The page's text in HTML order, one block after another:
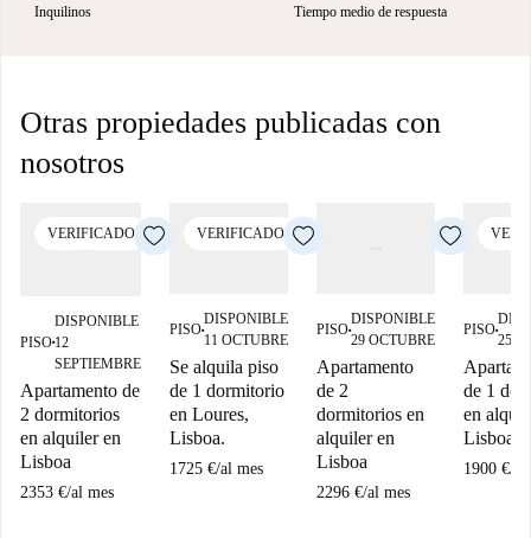
Inquilinos Tiempo medio de respuesta
Otras propiedades publicadas con
nosotros
VERIFICADO
PISO■
DISPONIBLE
12
SEPTIEMBRE
Apartamento de
2 dormitorios
en alquiler en
Lisboa
2353 €/al mes
VERIFICADO
PISO■
DISPONIBLE
11 OCTUBRE
Se alquila piso
de 1 dormitorio
en Loures,
Lisboa.
1725 €/al mes
PISO■
DISPONIBLE
29 OCTUBRE
Apartamento
de 2
dormitorios en
alquiler en
Lisboa
2296 €/al mes
PISO■
25
de 1
en
Lisboa
1900 €/